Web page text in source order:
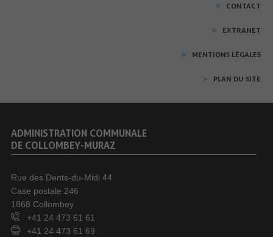
CONTACT
EXTRANET
MENTIONS LÉGALES
PLAN DU SITE
ADMINISTRATION COMMUNALE
DE COLLOMBEY-MURAZ
Rue des Dents-du-Midi 44
Case postale 246
1868 Collombey
+41 24 473 61 61
+41 24 473 61 69